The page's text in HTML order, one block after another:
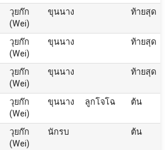
วุยก๊ก
(Wei)
ขุนนาง ท้ายสุด
วุยก๊ก
(Wei)
ขุนนาง ท้ายสุด
วุยก๊ก
(Wei)
ขุนนาง ท้ายสุด
วุยก๊ก
(Wei)
ขุนนาง ลูกโจโฉ ต้น
วุยก๊ก
(Wei)
นักรบ ต้น